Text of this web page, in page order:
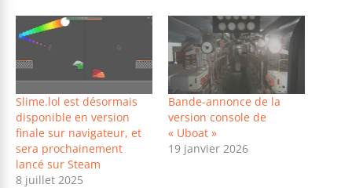
Slime.lol est désormais
disponible en version
finale sur navigateur, et
sera prochainement
lancé sur Steam
8 juillet 2025
Bande-annonce de la
version console de
« Uboat »
19 janvier 2026